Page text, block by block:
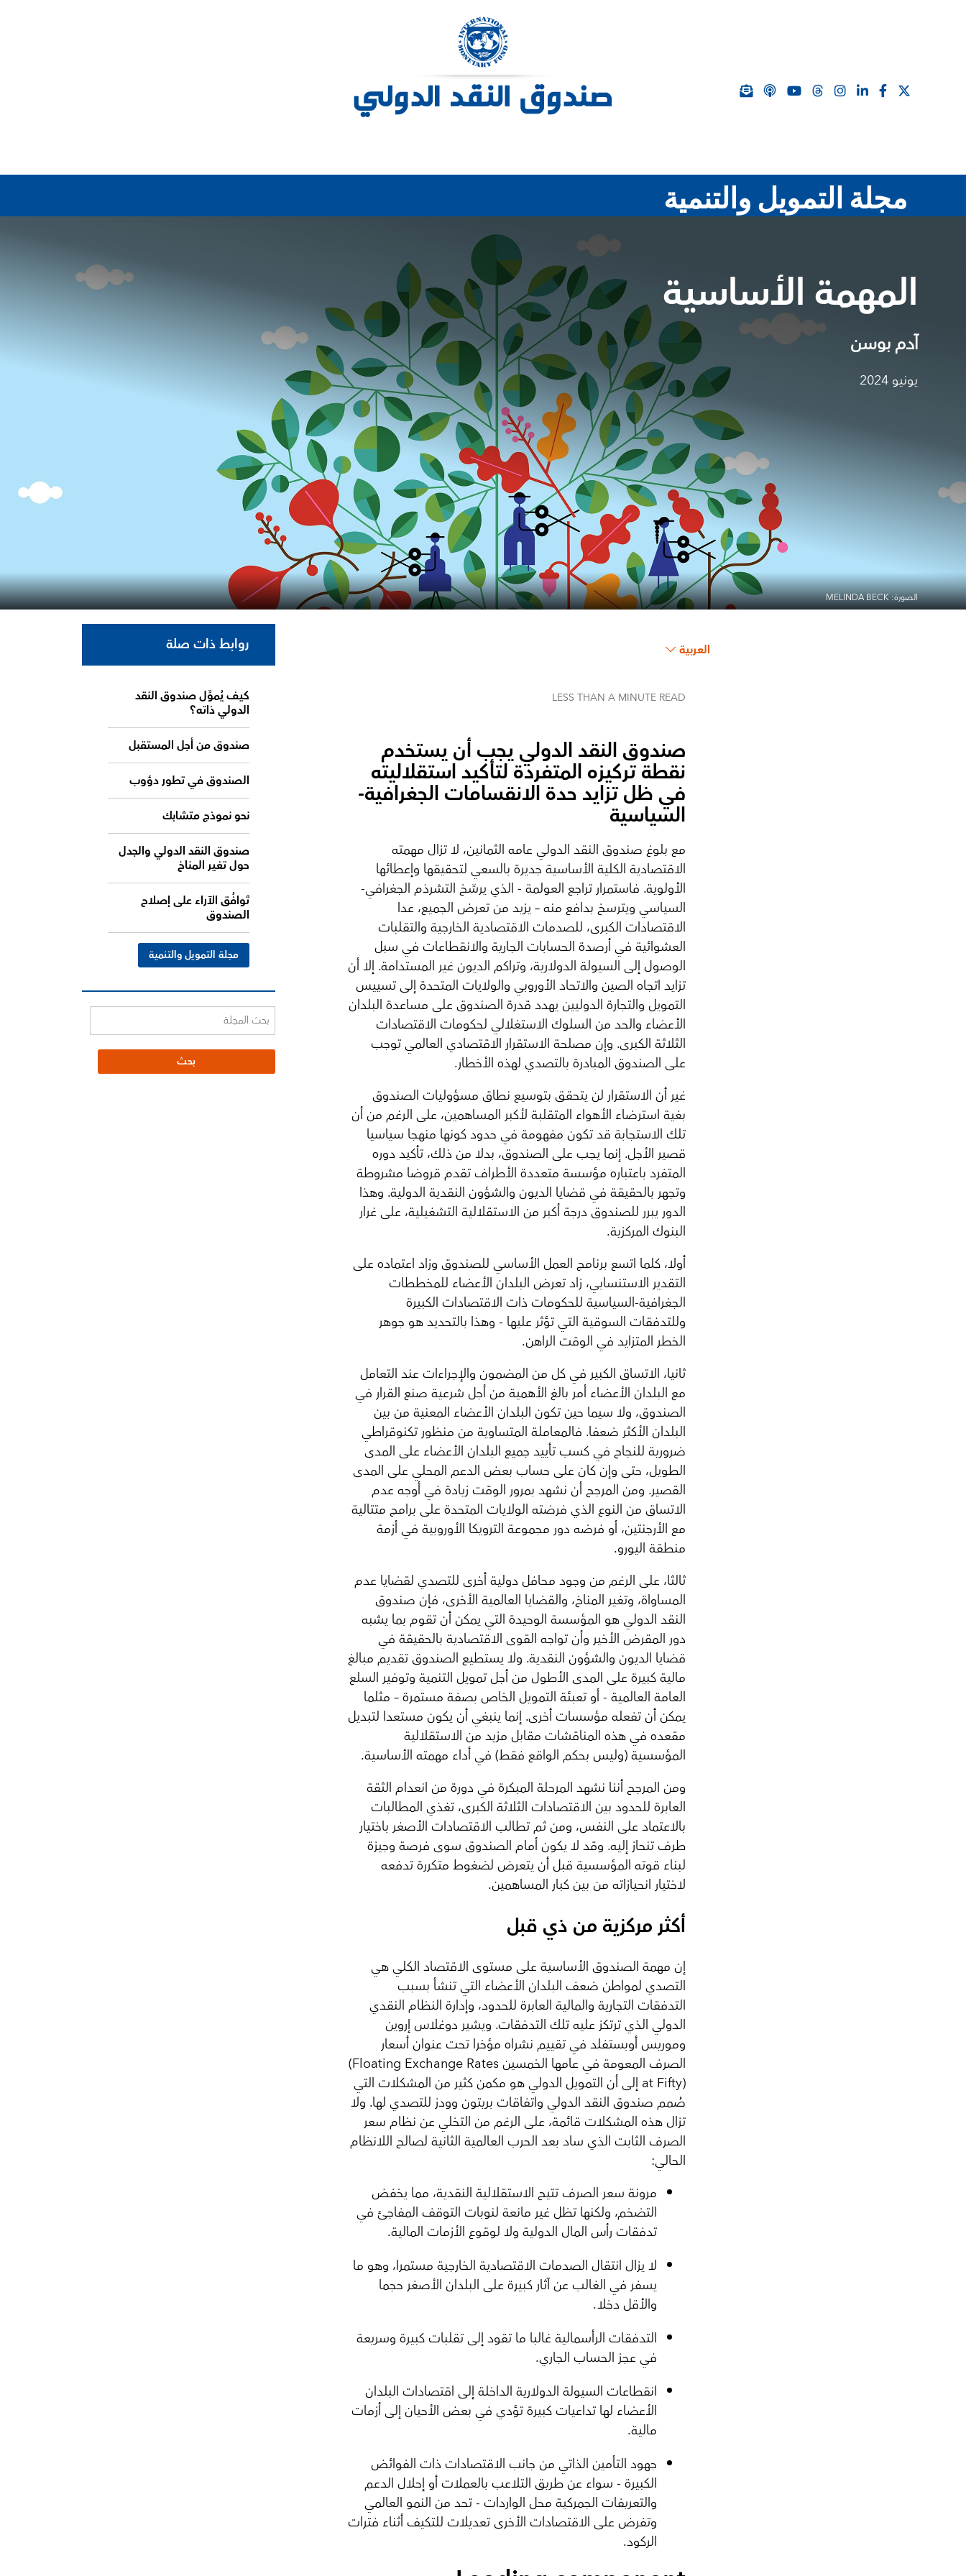
مجلة التمويل والتنمية
المهمة الأساسية
آدم بوسن
يونيو 2024
الصورة: MELINDA BECK
العربية
LESS THAN A MINUTE READ
صندوق النقد الدولي يجب أن يستخدم
نقطة تركيزه المتفردة لتأكيد استقلاليته
في ظل تزايد حدة الانقسامات الجغرافية-
السياسية
مع بلوغ صندوق النقد الدولي عامه الثمانين، لا تزال مهمته
الاقتصادية الكلية الأساسية جديرة بالسعي لتحقيقها وإعطائها
الأولوية. فاستمرار تراجع العولمة - الذي يرسِّخ التشرذم الجغرافي-
السياسي ويترسخ بدافع منه – يزيد من تعرض الجميع، عدا
الاقتصادات الكبرى، للصدمات الاقتصادية الخارجية والتقلبات
العشوائية في أرصدة الحسابات الجارية والانقطاعات في سبل
الوصول إلى السيولة الدولارية، وتراكم الديون غير المستدامة. إلا أن
تزايد اتجاه الصين والاتحاد الأوروبي والولايات المتحدة إلى تسييس
التمويل والتجارة الدوليين يهدد قدرة الصندوق على مساعدة البلدان
الأعضاء والحد من السلوك الاستغلالي لحكومات الاقتصادات
الثلاثة الكبرى. وإن مصلحة الاستقرار الاقتصادي العالمي توجب
على الصندوق المبادرة بالتصدي لهذه الأخطار.
غير أن الاستقرار لن يتحقق بتوسيع نطاق مسؤوليات الصندوق
بغية استرضاء الأهواء المتقلبة لأكبر المساهمين، على الرغم من أن
تلك الاستجابة قد تكون مفهومة في حدود كونها منهجا سياسيا
قصير الأجل. إنما يجب على الصندوق، بدلا من ذلك، تأكيد دوره
المتفرد باعتباره مؤسسة متعددة الأطراف تقدم قروضا مشروطة
وتجهر بالحقيقة في قضايا الديون والشؤون النقدية الدولية. وهذا
الدور يبرر للصندوق درجة أكبر من الاستقلالية التشغيلية، على غرار
البنوك المركزية.
أولا، كلما اتسع برنامج العمل الأساسي للصندوق وزاد اعتماده على
التقدير الاستنسابي، زاد تعرض البلدان الأعضاء للمخططات
الجغرافية-السياسية للحكومات ذات الاقتصادات الكبيرة
وللتدفقات السوقية التي تؤثر عليها - وهذا بالتحديد هو جوهر
الخطر المتزايد في الوقت الراهن.
ثانيا، الاتساق الكبير في كل من المضمون والإجراءات عند التعامل
مع البلدان الأعضاء أمر بالغ الأهمية من أجل شرعية صنع القرار في
الصندوق، ولا سيما حين تكون البلدان الأعضاء المعنية من بين
البلدان الأكثر ضعفا. فالمعاملة المتساوية من منظور تكنوقراطي
ضرورية للنجاح في كسب تأييد جميع البلدان الأعضاء على المدى
الطويل، حتى وإن كان على حساب بعض الدعم المحلي على المدى
القصير. ومن المرجح أن نشهد بمرور الوقت زيادة في أوجه عدم
الاتساق من النوع الذي فرضته الولايات المتحدة على برامج متتالية
مع الأرجنتين، أو فرضه دور مجموعة الترويكا الأوروبية في أزمة
منطقة اليورو.
ثالثا، على الرغم من وجود محافل دولية أخرى للتصدي لقضايا عدم
المساواة، وتغير المناخ، والقضايا العالمية الأخرى، فإن صندوق
النقد الدولي هو المؤسسة الوحيدة التي يمكن أن تقوم بما يشبه
دور المقرض الأخير وأن تواجه القوى الاقتصادية بالحقيقة في
قضايا الديون والشؤون النقدية. ولا يستطيع الصندوق تقديم مبالغ
مالية كبيرة على المدى الأطول من أجل تمويل التنمية وتوفير السلع
العامة العالمية - أو تعبئة التمويل الخاص بصفة مستمرة – مثلما
يمكن أن تفعله مؤسسات أخرى. إنما ينبغي أن يكون مستعدا لتبديل
مقعده في هذه المناقشات مقابل مزيد من الاستقلالية
المؤسسية (وليس بحكم الواقع فقط) في أداء مهمته الأساسية.
ومن المرجح أننا نشهد المرحلة المبكرة في دورة من انعدام الثقة
العابرة للحدود بين الاقتصادات الثلاثة الكبرى، تغذي المطالبات
بالاعتماد على النفس، ومن ثم تطالب الاقتصادات الأصغر باختيار
طرف تنحاز إليه. وقد لا يكون أمام الصندوق سوى فرصة وجيزة
لبناء قوته المؤسسية قبل أن يتعرض لضغوط متكررة تدفعه
لاختيار انحيازاته من بين كبار المساهمين.
أكثر مركزية من ذي قبل
إن مهمة الصندوق الأساسية على مستوى الاقتصاد الكلي هي
التصدي لمواطن ضعف البلدان الأعضاء التي تنشأ بسبب
التدفقات التجارية والمالية العابرة للحدود، وإدارة النظام النقدي
الدولي الذي ترتكز عليه تلك التدفقات. ويشير دوغلاس إروين
وموريس أوبستفلد في تقييم نشراه مؤخرا تحت عنوان أسعار
الصرف المعومة في عامها الخمسين(Floating Exchange Rates
at Fifty)إلى أن التمويل الدولي هو مكمن كثير من المشكلات التي
صُمم صندوق النقد الدولي واتفاقات بريتون وودز للتصدي لها. ولا
تزال هذه المشكلات قائمة، على الرغم من التخلي عن نظام سعر
الصرف الثابت الذي ساد بعد الحرب العالمية الثانية لصالح اللانظام
الحالي:
مرونة سعر الصرف تتيح الاستقلالية النقدية، مما يخفض
التضخم، ولكنها تظل غير مانعة لنوبات التوقف المفاجئ في
تدفقات رأس المال الدولية ولا لوقوع الأزمات المالية.
لا يزال انتقال الصدمات الاقتصادية الخارجية مستمرا، وهو ما
يسفر في الغالب عن آثار كبيرة على البلدان الأصغر حجما
والأقل دخلا.
التدفقات الرأسمالية غالبا ما تقود إلى تقلبات كبيرة وسريعة
في عجز الحساب الجاري.
انقطاعات السيولة الدولارية الداخلة إلى اقتصادات البلدان
الأعضاء لها تداعيات كبيرة تؤدي في بعض الأحيان إلى أزمات
مالية.
جهود التأمين الذاتي من جانب الاقتصادات ذات الفوائض
الكبيرة - سواء عن طريق التلاعب بالعملات أو إحلال الدعم
والتعريفات الجمركية محل الواردات - تحد من النمو العالمي
وتفرض على الاقتصادات الأخرى تعديلات للتكيف أثناء فترات
الركود.
روابط ذات صلة
كيف يُموِّل صندوق النقد
الدولي ذاته؟
صندوق من أجل المستقبل
الصندوق في تطور دؤوب
نحو نموذج متشابك
صندوق النقد الدولي والجدل
حول تغير المناخ
تَوافُق الآراء على إصلاح
الصندوق
مجلة التمويل والتنمية